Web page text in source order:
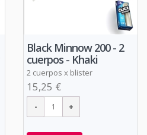
Black Minnow 200 - 2
cuerpos - Khaki
2 cuerpos x blister
15,25 €